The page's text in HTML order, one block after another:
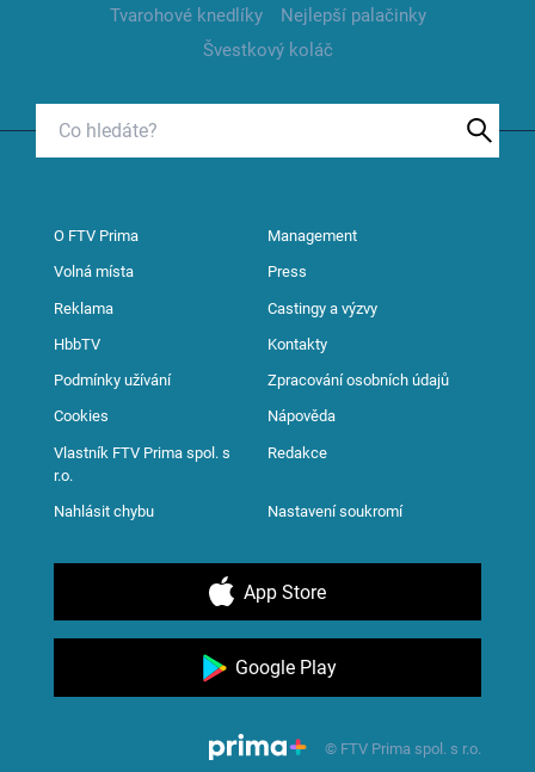
Tvarohové knedlíky
Nejlepší palačinky
Švestkový koláč
O FTV Prima Management
Volná místa Press
Reklama Castingy a výzvy
HbbTV Kontakty
Podmínky užívání Zpracování osobních údajů
Cookies Nápověda
Vlastník FTV Prima spol. s
r.o.
Redakce
Nahlásit chybu Nastavení soukromí
App Store
Google Play
© FTV Prima spol. s r.o.